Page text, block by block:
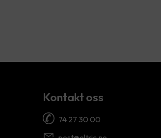
Kontakt oss
74 27 30 00